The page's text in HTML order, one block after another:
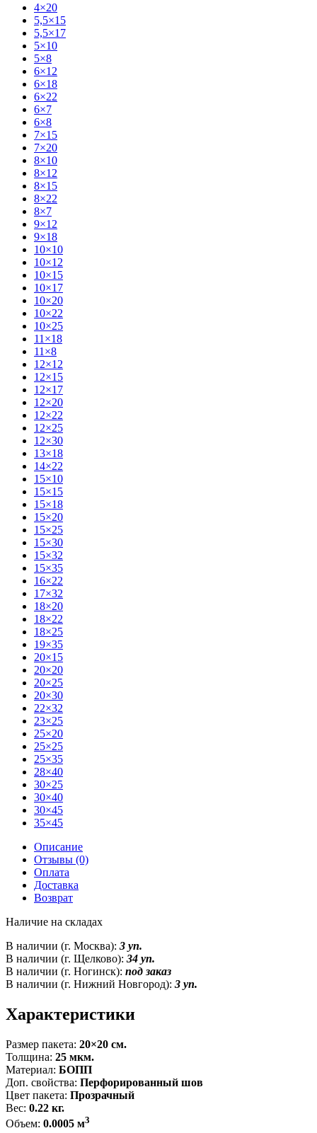
4×20
5,5×15
5,5×17
5×10
5×8
6×12
6×18
6×22
6×7
6×8
7×15
7×20
8×10
8×12
8×15
8×22
8×7
9×12
9×18
10×10
10×12
10×15
10×17
10×20
10×22
10×25
11×18
11×8
12×12
12×15
12×17
12×20
12×22
12×25
12×30
13×18
14×22
15×10
15×15
15×18
15×20
15×25
15×30
15×32
15×35
16×22
17×32
18×20
18×22
18×25
19×35
20×15
20×20
20×25
20×30
22×32
23×25
25×20
25×25
25×35
28×40
30×25
30×40
30×45
35×45
Описание
Отзывы (0)
Оплата
Доставка
Возврат
Наличие на складах
В наличии (г. Москва): 3 уп.
В наличии (г. Щелково): 34 уп.
В наличии (г. Ногинск): под заказ
В наличии (г. Нижний Новгород): 3 уп.
Характеристики
Размер пакета: 20×20 см.
Толщина: 25 мкм.
Материал: БОПП
Доп. свойства: Перфорированный шов
Цвет пакета: Прозрачный
Вес: 0.22 кг.
Объем: 0.0005 м3